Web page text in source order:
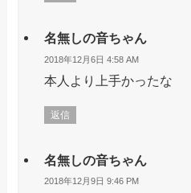
名無しの音ちゃん
2018年12月6日 4:58 AM
本人より上手かったな
返信
名無しの音ちゃん
2018年12月9日 9:46 PM